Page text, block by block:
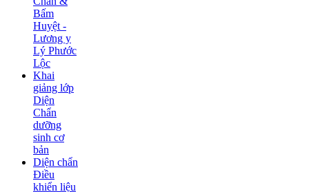
Bấm
Huyệt -
Lương y
Lý Phước
Lộc
Khai
giảng lớp
Diện
Chẩn
dưỡng
sinh cơ
bản
Diện chẩn
Điều
khiển liệu